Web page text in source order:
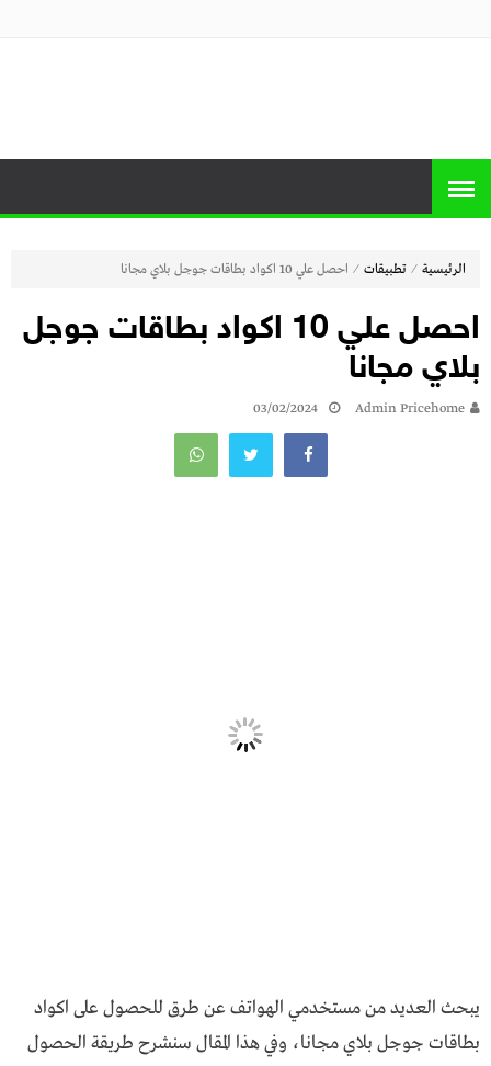
هوم
الرئيسية ⁄ تطبيقات ⁄ احصل علي 10 اكواد بطاقات جوجل بلاي مجانا
احصل علي 10 اكواد بطاقات جوجل
بلاي مجانا
Admin Pricehome
03/02/2024
يبحث العديد من مستخدمي الهواتف عن طرق للحصول على اكواد
بطاقات جوجل بلاي مجانا، وفي هذا المقال سنشرح طريقة الحصول